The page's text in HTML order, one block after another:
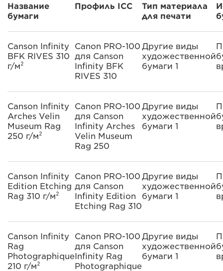
Название
бумаги
Профиль ICC
Тип материала
для печати
Canson Infinity
BFK RIVES 310
г/м²
Canon PRO-100
для Canson
Infinity BFK
RIVES 310
Другие виды
художественной
бумаги 1
Canson Infinity
Arches Velin
Museum Rag
250 г/м²
Canon PRO-100
для Canson
Infinity Arches
Velin Museum
Rag 250
Другие виды
художественной
бумаги 1
Canson Infinity
Edition Etching
Rag 310 г/м²
Canon PRO-100
для Canson
Infinity Edition
Etching Rag 310
Другие виды
художественной
бумаги 1
Canson Infinity
Rag
Photographique
210 г/м²
Canon PRO-100
для Canson
Infinity Rag
Photographique
Другие виды
художественной
бумаги 1